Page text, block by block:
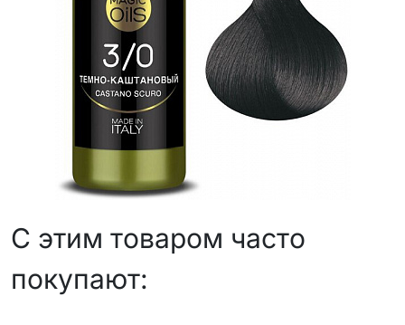
С этим товаром часто
покупают: